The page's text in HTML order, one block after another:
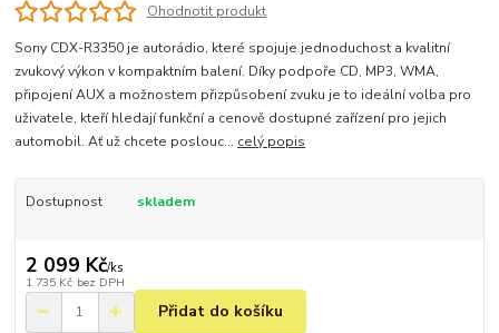
Ohodnotit produkt
Sony CDX-R3350 je autorádio, které spojuje jednoduchost a kvalitní
zvukový výkon v kompaktním balení. Díky podpoře CD, MP3, WMA,
připojení AUX a možnostem přizpůsobení zvuku je to ideální volba pro
uživatele, kteří hledají funkční a cenově dostupné zařízení pro jejich
automobil. Ať už chcete poslouc... celý popis
Dostupnost skladem
2 099 Kč/ks
1 735 Kč bez DPH
Přidat do košíku